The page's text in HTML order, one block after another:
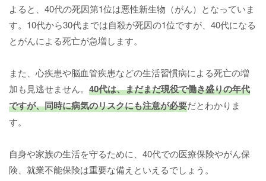
よると、40代の死因第1位は悪性新生物（がん）となっていま
す。10代から30代までは自殺が死因の1位ですが、40代になる
とがんによる死亡が急増します。
また、心疾患や脳血管疾患などの生活習慣病による死亡の増
加も見逃せません。 40代は、まだまだ現役で働き盛りの年代
ですが、同時に病気のリスクにも注意が必要だとわかりま
す。
自身や家族の生活を守るために、40代での医療保険やがん保
険、就業不能保険は重要な備えといえるでしょう。